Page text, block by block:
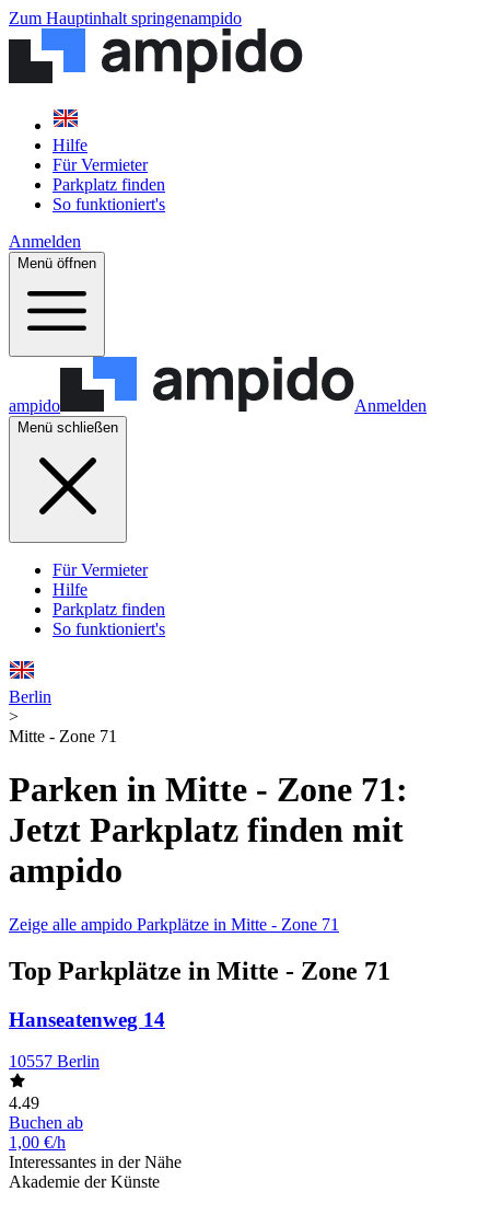
Zum Hauptinhalt springenampido
Hilfe
Für Vermieter
Parkplatz finden
So funktioniert's
Anmelden
Menü öffnen
ampido Anmelden
Menü schließen
Für Vermieter
Hilfe
Parkplatz finden
So funktioniert's
Berlin
>
Mitte - Zone 71
Parken in Mitte - Zone 71:
Jetzt Parkplatz finden mit
ampido
Zeige alle ampido Parkplätze in Mitte - Zone 71
Top Parkplätze in Mitte - Zone 71
Hanseatenweg 14
10557 Berlin
4.49
Buchen ab
1,00 €/h
Interessantes in der Nähe
Akademie der Künste